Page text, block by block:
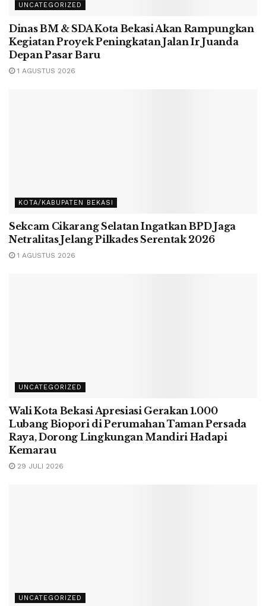
UNCATEGORIZED
Dinas BM & SDA Kota Bekasi Akan Rampungkan
Kegiatan Proyek Peningkatan Jalan Ir Juanda
Depan Pasar Baru
1 AGUSTUS 2026
KOTA/KABUPATEN BEKASI
Sekcam Cikarang Selatan Ingatkan BPD Jaga
Netralitas Jelang Pilkades Serentak 2026
1 AGUSTUS 2026
UNCATEGORIZED
Wali Kota Bekasi Apresiasi Gerakan 1.000
Lubang Biopori di Perumahan Taman Persada
Raya, Dorong Lingkungan Mandiri Hadapi
Kemarau
29 JULI 2026
UNCATEGORIZED